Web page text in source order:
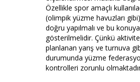
Özellikle spor amaçlı
(olimpik yüzme havuzları
doğru yapılmalı ve bu
gösterilmelidir. Çünkü aktivite
planlanan yarış ve turnuva
durumunda yüzme
kontrolleri zorunlu